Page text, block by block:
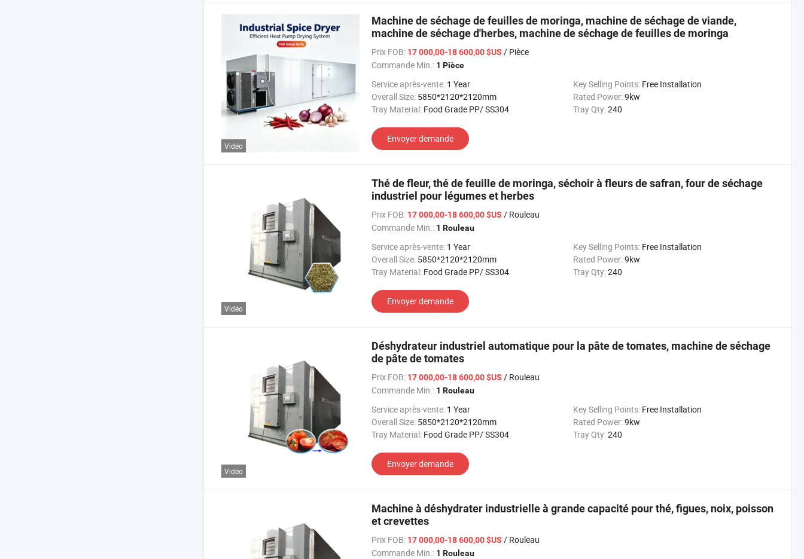
Vidéo
Machine de séchage de feuilles de moringa, machine de séchage de viande,
machine de séchage d'herbes, machine de séchage de feuilles de moringa
Prix FOB: 17 000,00-18 600,00 $US / Pièce
Commande Min.: 1 Pièce
Service après-vente: 1 Year Key Selling Points: Free Installation
Overall Size: 5850*2120*2120mm Rated Power:9kw
Tray Material: Food Grade PP/ SS304 Tray Qty:240
Envoyer demande
Vidéo
Thé de fleur, thé de feuille de moringa, séchoir à fleurs de safran, four de séchage
industriel pour légumes et herbes
Prix FOB: 17 000,00-18 600,00 $US / Rouleau
Commande Min.: 1 Rouleau
Service après-vente: 1 Year Key Selling Points: Free Installation
Overall Size: 5850*2120*2120mm Rated Power:9kw
Tray Material: Food Grade PP/ SS304 Tray Qty:240
Envoyer demande
Vidéo
Déshydrateur industriel automatique pour la pâte de tomates, machine de séchage
de pâte de tomates
Prix FOB: 17 000,00-18 600,00 $US / Rouleau
Commande Min.: 1 Rouleau
Service après-vente: 1 Year Key Selling Points: Free Installation
Overall Size: 5850*2120*2120mm Rated Power:9kw
Tray Material: Food Grade PP/ SS304 Tray Qty:240
Envoyer demande
Machine à déshydrater industrielle à grande capacité pour thé, figues, noix, poisson
et crevettes
Prix FOB: 17 000,00-18 600,00 $US / Rouleau
Commande Min.: 1 Rouleau